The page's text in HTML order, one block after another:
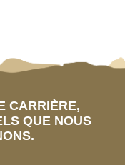
CARRIÈRE,
QUE NOUS